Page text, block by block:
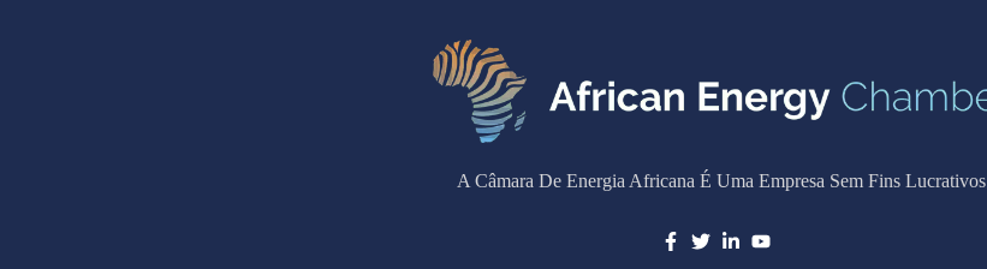
A Câmara De Energia Africana É Uma Empresa Sem Fins Lucrativos